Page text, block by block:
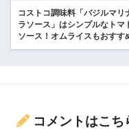
コストコ調味料「バジルマリ
ラソース」はシンプルなトマ
ソース！オムライスもおすす
コメントはこち